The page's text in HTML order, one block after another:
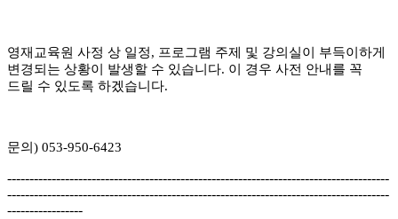
​영재교육원 사정 상 일정, 프로그램 주제 및 강의실이 부득이하게
변경되는 상황이 발생할 수 있습니다. 이 경우 사전 안내를 꼭
드릴 수 있도록 하겠습니다.
문의) 053-950-6423
--------------------------------------------------------------------------------------
--------------------------------------------------------------------------------------
-----------------